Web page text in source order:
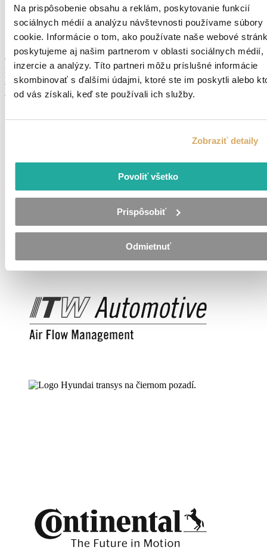
Na prispôsobenie obsahu a reklám, poskytovanie funkcií
sociálnych médií a analýzu návštevnosti používame súbory
cookie. Informácie o tom, ako používate naše webové
poskytujeme aj našim partnerom v oblasti sociálnych médií,
inzercie a analýzy. Títo partneri môžu príslušné informácie
skombinovať s ďalšími údajmi, ktoré ste im poskytli alebo
od vás získali, keď ste používali ich služby.
Zobraziť detaily
Povoliť všetko
Prispôsobiť
Odmietnuť
Piešťany
TPP
Pridané pred 2 mesiacmi
Od 5,80 - 6,71 €
hodina + benefity, príplatky (priemerný mesačný
zárobok 1 200 €)
Detail ponuky
Všetky ponuky